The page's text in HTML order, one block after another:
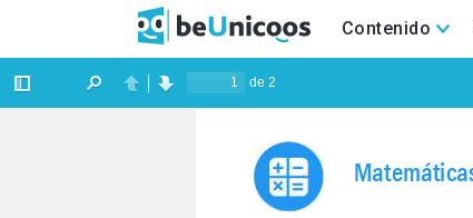
Contenido